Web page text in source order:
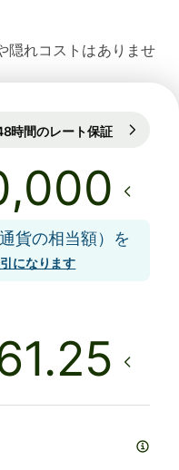
隠れコストはありませ
時間のレート保証
貨の相当額）を
になります